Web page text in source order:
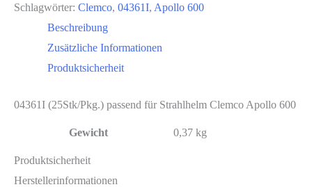
Schlagwörter: Clemco, 04361I, Apollo 600
Beschreibung
Zusätzliche Informationen
Produktsicherheit
04361I (25Stk/Pkg.) passend für Strahlhelm Clemco Apollo 600
Gewicht 0,37 kg
Produktsicherheit
Herstellerinformationen